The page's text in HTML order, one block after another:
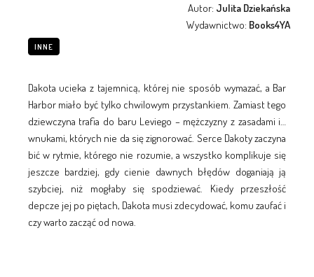
Autor: Julita Dziekańska
Wydawnictwo: Books4YA
INNE
Dakota ucieka z tajemnicą, której nie sposób wymazać, a Bar
Harbor miało być tylko chwilowym przystankiem. Zamiast tego
dziewczyna trafia do baru Leviego – mężczyzny z zasadami i…
wnukami, których nie da się zignorować. Serce Dakoty zaczyna
bić w rytmie, którego nie rozumie, a wszystko komplikuje się
jeszcze bardziej, gdy cienie dawnych błędów doganiają ją
szybciej, niż mogłaby się spodziewać. Kiedy przeszłość
depcze jej po piętach, Dakota musi zdecydować, komu zaufać i
czy warto zacząć od nowa.